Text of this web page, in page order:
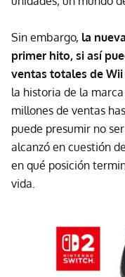
Sin embargo, la
primer hito, si así
ventas totales de Wii
la historia de la
millones de ventas
puede presumir no
alcanzó en cuestión
en qué posición
vida.